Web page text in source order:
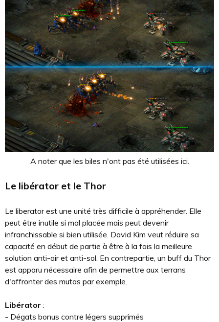
A noter que les biles n'ont pas été utilisées ici.
Le libérator et le Thor
Le liberator est une unité très difficile à appréhender. Elle
peut être inutile si mal placée mais peut devenir
infranchissable si bien utilisée. David Kim veut réduire sa
capacité en début de partie à être à la fois la meilleure
solution anti-air et anti-sol. En contrepartie, un buff du Thor
est apparu nécessaire afin de permettre aux terrans
d'affronter des mutas par exemple.
Libérator :
- Dégats bonus contre légers supprimés